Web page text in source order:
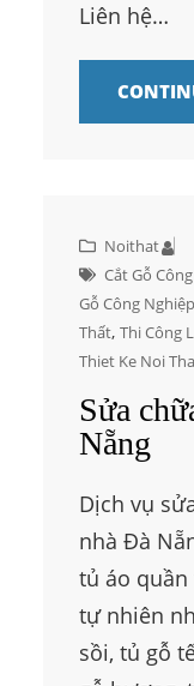
Liên hệ…
Noithat
Cắt Gỗ
Gỗ Công Nghiệp
Thất, Thi Công
Thiet Ke Noi
Sửa
Nẵng
Dịch vụ
nhà Đà
tủ áo
tự nhiên
sồi, tủ gỗ